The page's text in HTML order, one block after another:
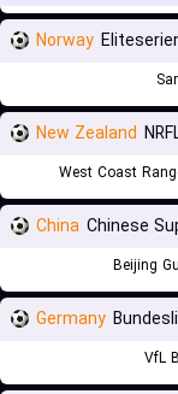
Norway
New Zealand
West Coast
China Chinese
Beijing
Germany
VfL